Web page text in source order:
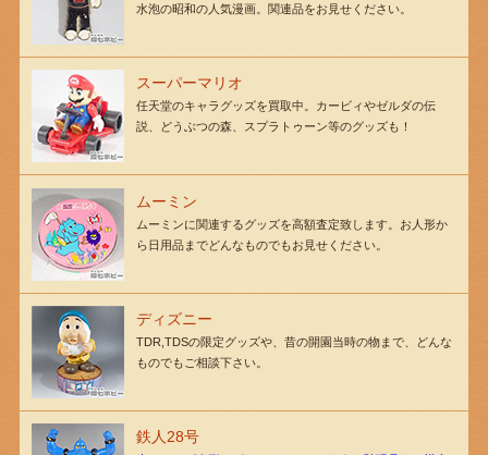
水泡の昭和の人気漫画。関連品をお見せください。
スーパーマリオ
任天堂のキャラグッズを買取中。カービィやゼルダの伝
説、どうぶつの森、スプラトゥーン等のグッズも！
ムーミン
ムーミンに関連するグッズを高額査定致します。お人形か
ら日用品までどんなものでもお見せください。
ディズニー
TDR,TDSの限定グッズや、昔の開園当時の物まで、どんな
ものでもご相談下さい。
鉄人28号